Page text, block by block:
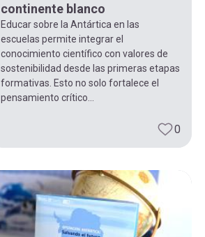
continente blanco
Educar sobre la Antártica en las
escuelas permite integrar el
conocimiento científico con valores de
sostenibilidad desde las primeras etapas
formativas. Esto no solo fortalece el
pensamiento crítico...
0